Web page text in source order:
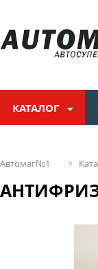
КАТАЛОГ
автомаг№1
АНТИФРИЗ